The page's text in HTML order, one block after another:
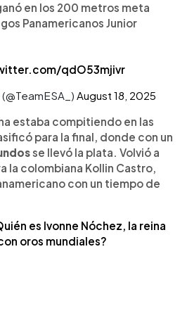
en los 200 metros meta
Panamericanos Junior
qdO53mjivr
August 18, 2025
estaba compitiendo en las
para la final, donde con un
se llevó la plata. Volvió a
la colombiana Kollin Castro,
con un tiempo de
es Ivonne Nóchez, la reina
oros mundiales?